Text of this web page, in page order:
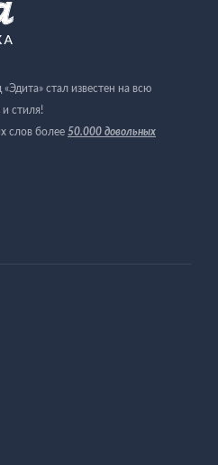
стал известен на всю
и стиля!
слов более 50.000 довольных